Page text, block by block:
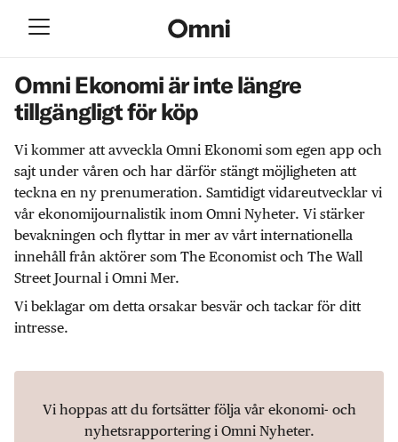
Omni Ekonomi är inte längre
tillgängligt för köp
Vi kommer att avveckla Omni Ekonomi som egen app och
sajt under våren och har därför stängt möjligheten att
teckna en ny prenumeration. Samtidigt vidareutvecklar vi
vår ekonomijournalistik inom Omni Nyheter. Vi stärker
bevakningen och flyttar in mer av vårt internationella
innehåll från aktörer som The Economist och The Wall
Street Journal i Omni Mer.
Vi beklagar om detta orsakar besvär och tackar för ditt
intresse.
Vi hoppas att du fortsätter följa vår ekonomi- och
nyhetsrapportering i Omni Nyheter.